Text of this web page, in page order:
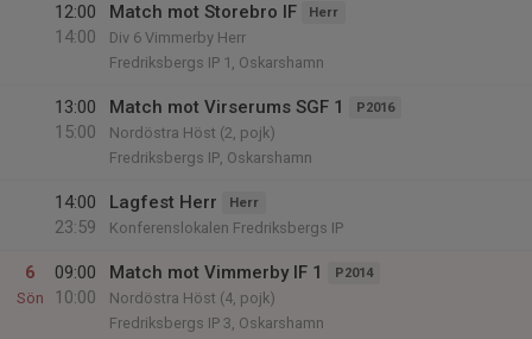
12:00
14:00
Match mot Storebro IF Herr
Div 6 Vimmerby Herr
Fredriksbergs IP 1, Oskarshamn
13:00
15:00
Match mot Virserums SGF 1 P2016
Nordöstra Höst (2, pojk)
Fredriksbergs IP, Oskarshamn
14:00
23:59
Lagfest Herr Herr
Konferenslokalen Fredriksbergs IP
6
Sön
09:00
10:00
Match mot Vimmerby IF 1 P2014
Nordöstra Höst (4, pojk)
Fredriksbergs IP 3, Oskarshamn